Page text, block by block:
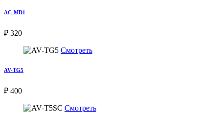
AC-MD1
₽ 320
Смотреть
AV-TG5
₽ 400
Смотреть